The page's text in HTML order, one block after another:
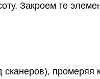
Закроем те